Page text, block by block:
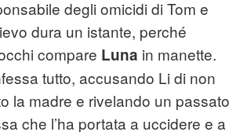
degli omicidi di Tom e
dura un istante, perché
compare Luna in manette.
tutto, accusando Li di non
la madre e rivelando un passato
che l’ha portata a uccidere e a